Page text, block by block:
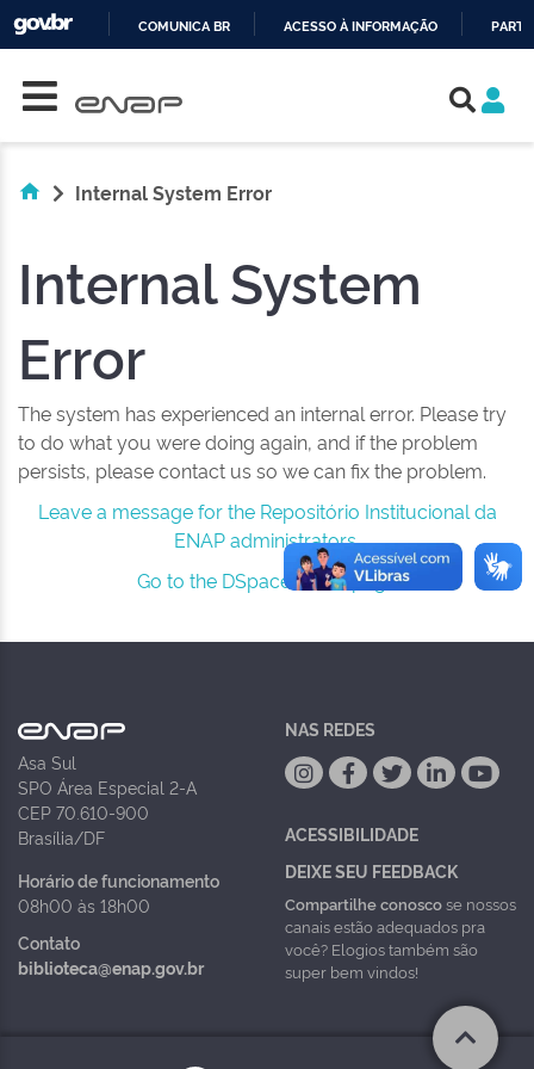
COMUNICA BR ACESSO À INFORMAÇÃO
Internal System Error
Internal System
Error
The system has experienced an internal error. Please try
to do what you were doing again, and if the problem
persists, please contact us so we can fix the problem.
Leave a message for the Repositório Institucional da
ENAP administrators.
Go to the DSpace home page
Asa Sul
SPO Área Especial 2-A
CEP 70.610-900
Brasília/DF
Horário de funcionamento
08h00 às 18h00
Contato
biblioteca@enap.gov.br
NAS REDES
ACESSIBILIDADE
DEIXE SEU FEEDBACK
Compartilhe conoscose nossos
canais estão adequados pra
você? Elogios também são
super bem vindos!